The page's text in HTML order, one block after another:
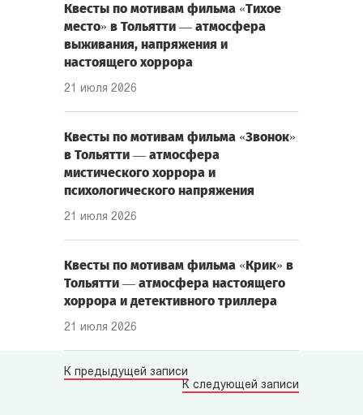
Квесты по мотивам фильма «Тихое
место» в Тольятти — атмосфера
выживания, напряжения и
настоящего хоррора
21 июля 2026
Квесты по мотивам фильма «Звонок»
в Тольятти — атмосфера
мистического хоррора и
психологического напряжения
21 июля 2026
Квесты по мотивам фильма «Крик» в
Тольятти — атмосфера настоящего
хоррора и детективного триллера
21 июля 2026
К предыдущей записи
К следующей записи